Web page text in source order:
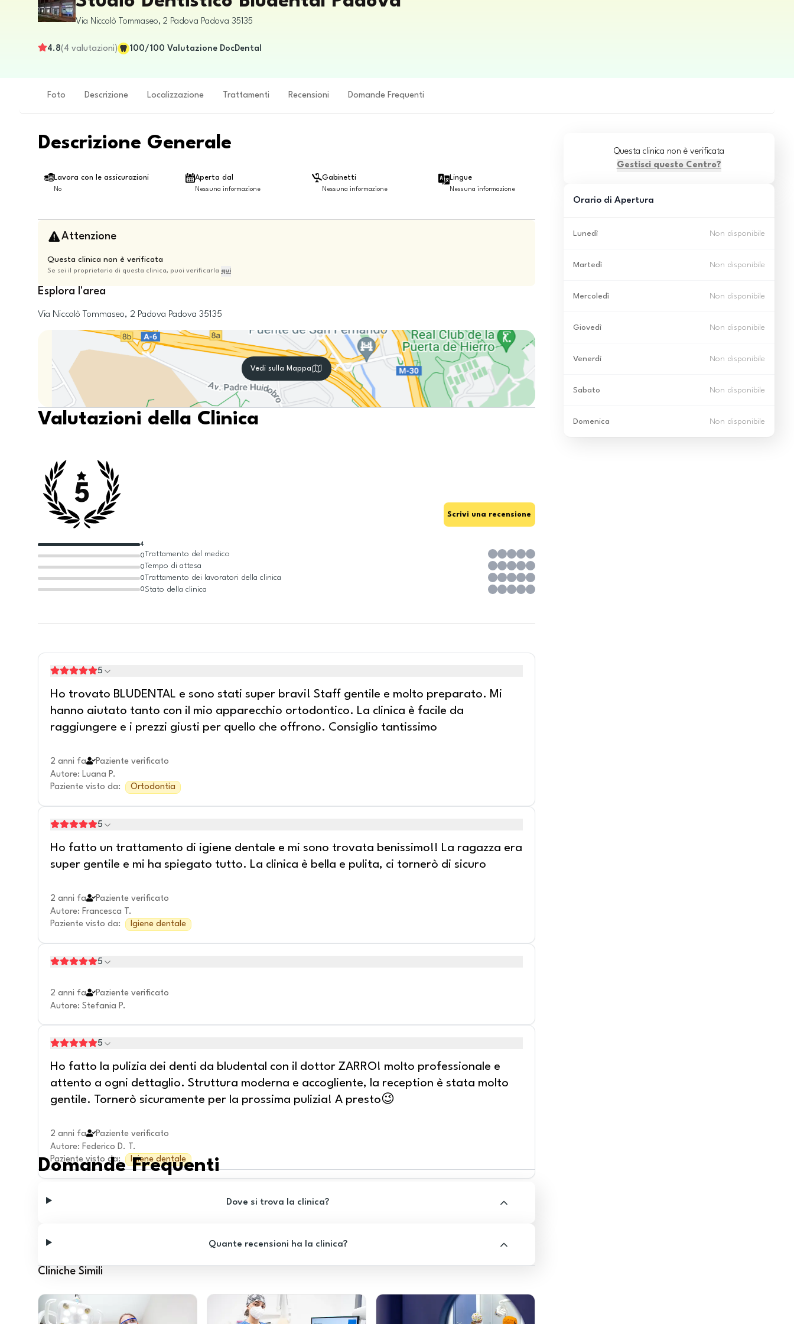
Via Niccolò Tommaseo, 2 Padova Padova 35135
4.8( 4 valutazioni) 100/100 Valutazione DocDental
Foto Descrizione Localizzazione Trattamenti Recensioni Domande Frequenti
Descrizione Generale
Lavora con le assicurazioni
No
Aperta dal
Nessuna informazione
Gabinetti
Nessuna informazione
Lingue
Nessuna informazione
Attenzione
Questa clinica non è verificata
Se sei il proprietario di questa clinica, puoi verificarla qui
Esplora l'area
Via Niccolò Tommaseo, 2 Padova Padova 35135
Vedi sulla Mappa
Valutazioni della Clinica
5
0
0
0
0
4
Scrivi una recensione
Trattamento del medico
Tempo di attesa
Trattamento dei lavoratori della clinica
Stato della clinica
5
Ho trovato BLUDENTAL e sono stati super bravi! Staff gentile e molto preparato. Mi
hanno aiutato tanto con il mio apparecchio ortodontico. La clinica è facile da
raggiungere e i prezzi giusti per quello che offrono. Consiglio tantissimo
2 anni fa
Paziente verificato
Autore: Luana P.
Paziente visto da: Ortodontia
5
Ho fatto un trattamento di igiene dentale e mi sono trovata benissimo!! La ragazza era
super gentile e mi ha spiegato tutto. La clinica è bella e pulita, ci tornerò di sicuro
2 anni fa
Paziente verificato
Autore: Francesca T.
Paziente visto da: Igiene dentale
5
2 anni fa
Paziente verificato
Autore: Stefania P.
5
Ho fatto la pulizia dei denti da bludental con il dottor ZARRO! molto professionale e
attento a ogni dettaglio. Struttura moderna e accogliente, la reception è stata molto
gentile. Tornerò sicuramente per la prossima pulizia! A presto😉
2 anni fa
Paziente verificato
Autore: Federico D. T.
Paziente visto da: Igiene dentale
Domande Frequenti
Dove si trova la clinica?
Quante recensioni ha la clinica?
Cliniche Simili
Questa clinica non è verificata
Gestisci questo Centro?
Orario di Apertura
Lunedì Non disponibile
Martedì Non disponibile
Mercoledì Non disponibile
Giovedì Non disponibile
Venerdì Non disponibile
Sabato Non disponibile
Domenica Non disponibile